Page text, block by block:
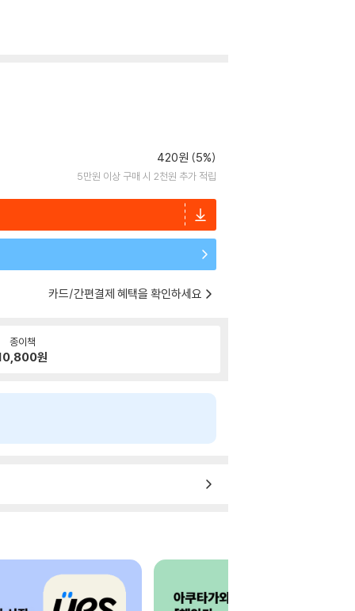
420원 (5%)
5만원 이상 구매 시 2천원 추가 적립
카드/간편결제 혜택을 확인하세요
종이책
원